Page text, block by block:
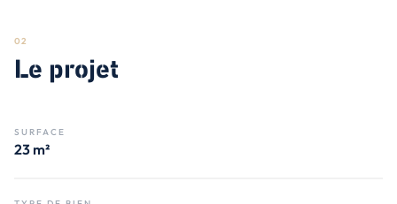
02
Le projet
SURFACE
23 m²